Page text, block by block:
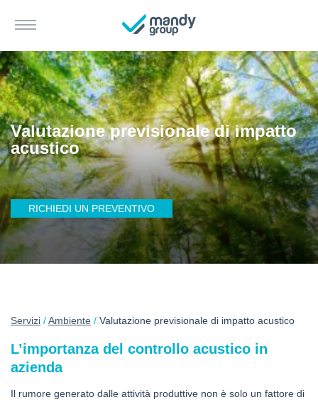
Valutazione previsionale di impatto
acustico
RICHIEDI UN PREVENTIVO
Servizi /Ambiente / Valutazione previsionale di impatto acustico
L’importanza del controllo acustico in
azienda
Il rumore generato dalle attività produttive non è solo un fattore di